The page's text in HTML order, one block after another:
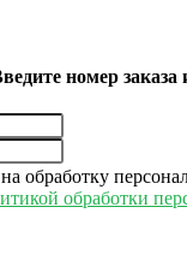
номер заказа
на обработку
обработки